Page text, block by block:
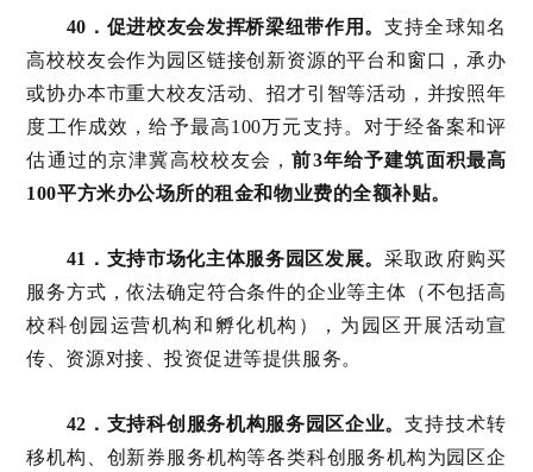
40．促进校友会发挥桥梁纽带作用。支持全球知名
高校校友会作为园区链接创新资源的平台和窗口，承办
或协办本市重大校友活动、招才引智等活动，并按照年
度工作成效，给予最高100万元支持。对于经备案和评
估通过的京津冀高校校友会，前3年给予建筑面积最高
100平方米办公场所的租金和物业费的全额补贴。
41．支持市场化主体服务园区发展。采取政府购买
服务方式，依法确定符合条件的企业等主体（不包括高
校科创园运营机构和孵化机构），为园区开展活动宣
传、资源对接、投资促进等提供服务。
42．支持科创服务机构服务园区企业。支持技术转
移机构、创新券服务机构等各类科创服务机构为园区企